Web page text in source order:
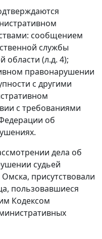
сообщением
службы
области (л.д. 4);
правонарушении
с другими
с требованиями
об
дела об
судьей
присутствовали
пользовавшиеся
Кодексом